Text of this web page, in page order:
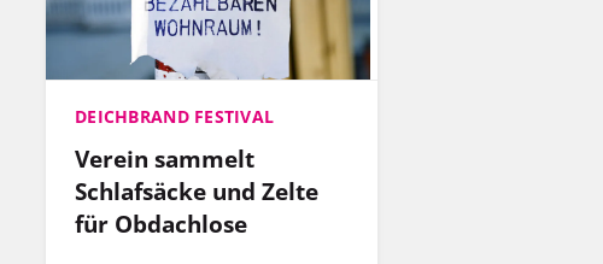
DEICHBRAND FESTIVAL
Verein sammelt
Schlafsäcke und Zelte
für Obdachlose